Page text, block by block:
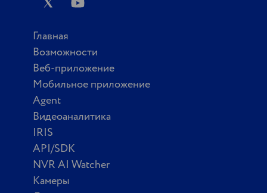
Главная
Возможности
Веб-приложение
Мобильное приложение
Agent
Видеоаналитика
IRIS
API/SDK
NVR AI Watcher
Камеры